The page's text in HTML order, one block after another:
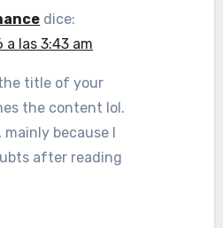
dice:
a las 3:43 am
title of your
the content lol.
because I
after reading